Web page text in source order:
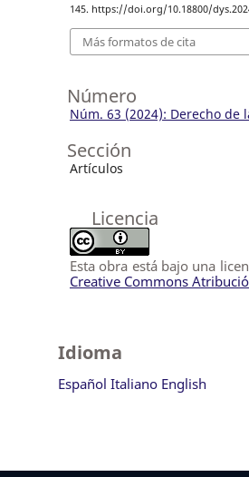
145. https://doi.org/10.18800/
Más formatos de cita
Número
Núm. 63 (2024): Derecho de
Sección
Artículos
Licencia
Esta obra está bajo una
Creative Commons
Idioma
Español Italiano English